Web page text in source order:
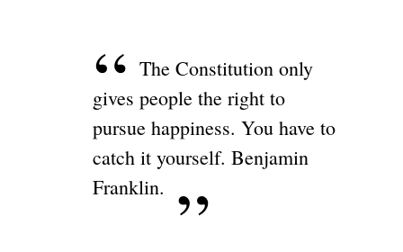
The Constitution only
gives people the right to
pursue happiness. You have to
catch it yourself. Benjamin
Franklin.